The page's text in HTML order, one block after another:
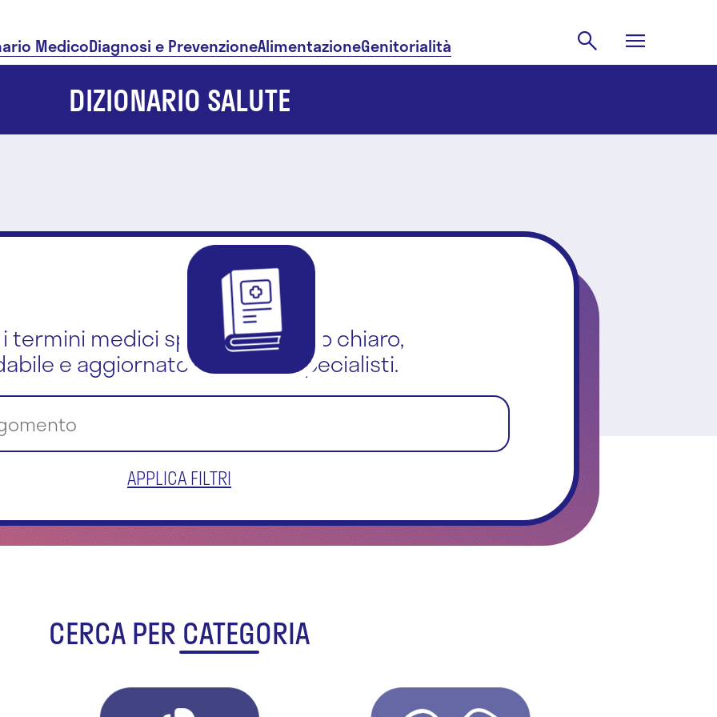
MedicoDiagnosi e PrevenzioneAlimentazioneGenitorialità
DIZIONARIO SALUTE
termini medici spiegati in modo chiaro,
e aggiornato dai nostri specialisti.
APPLICA FILTRI
CERCA PER CATEGORIA